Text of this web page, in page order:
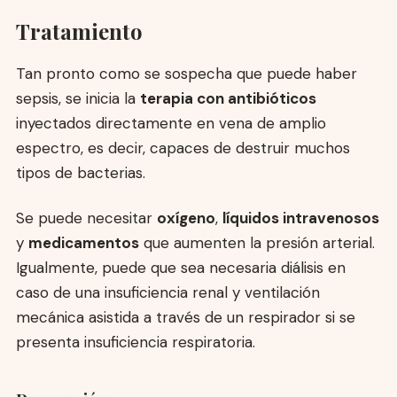
Tratamiento
Tan pronto como se sospecha que puede haber
sepsis, se inicia la terapia con antibióticos
inyectados directamente en vena de amplio
espectro, es decir, capaces de destruir muchos
tipos de bacterias.
Se puede necesitar oxígeno, líquidos intravenosos
y medicamentosque aumenten la presión arterial.
Igualmente, puede que sea necesaria diálisis en
caso de una insuficiencia renal y ventilación
mecánica asistida a través de un respirador si se
presenta insuficiencia respiratoria.